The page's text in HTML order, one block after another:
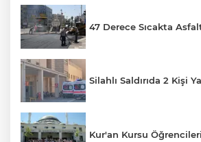
47 Derece Sıcakta
Silahlı Saldırıda 2 Kişi
Kur'an Kursu